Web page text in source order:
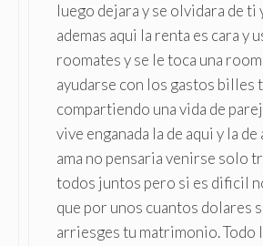
luego dejara y se olvidara de ti
ademas aqui la renta es cara y
roomates y se le toca una
ayudarse con los gastos billes
compartiendo una vida de
vive enganada la de aqui y la de
ama no pensaria venirse solo
todos juntos pero si es dificil
que por unos cuantos dolares
arriesges tu matrimonio. Todo